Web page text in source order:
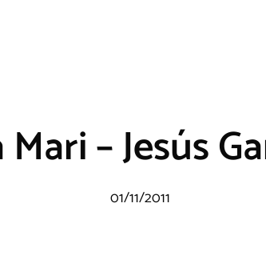
Mari – Jesús
01/11/2011